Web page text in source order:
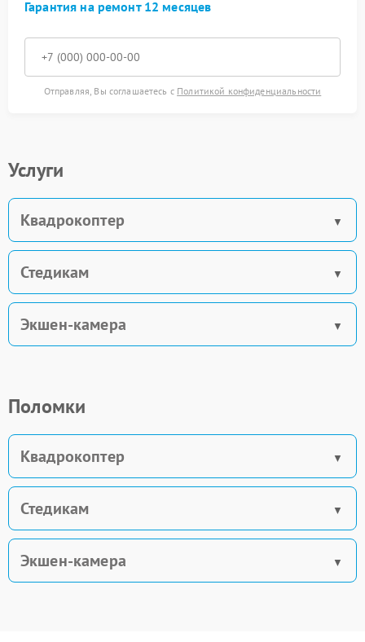
Гарантия на ремонт 12 месяцев
Отправляя, Вы соглашаетесь с Политикой конфиденциальности
Услуги
Квадрокоптер
Стедикам
Экшен-камера
Поломки
Квадрокоптер
Стедикам
Экшен-камера